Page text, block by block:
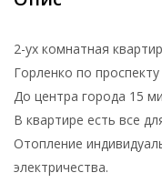
2-ух комнатная
Горленко по
До центра города 15
В квартире есть все
Отопление
электричества.